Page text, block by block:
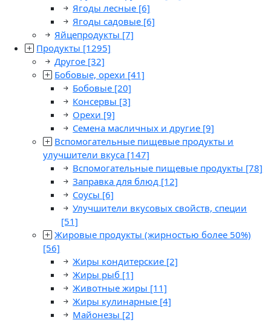
Ягоды лесные [6]
Ягоды садовые [6]
Яйцепродукты [7]
Продукты [1295]
Другое [32]
Бобовые, орехи [41]
Бобовые [20]
Консервы [3]
Орехи [9]
Семена масличных и другие [9]
Вспомогательные пищевые продукты и
улучшители вкуса [147]
Вспомогательные пищевые продукты [78]
Заправка для блюд [12]
Соусы [6]
Улучшители вкусовых свойств, специи
[51]
Жировые продукты (жирностью более 50%)
[56]
Жиры кондитерские [2]
Жиры рыб [1]
Животные жиры [11]
Жиры кулинарные [4]
Майонезы [2]